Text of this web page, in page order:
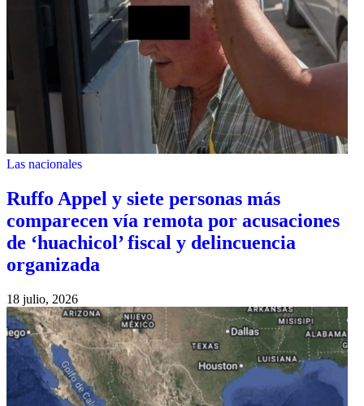
Las nacionales
Ruffo Appel y siete personas más
comparecen vía remota por acusaciones
de ‘huachicol’ fiscal y delincuencia
organizada
18 julio, 2026